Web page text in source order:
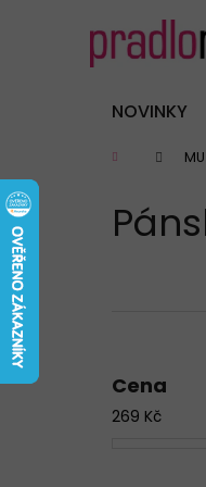
NOVINKY
Domů
Cena
269 Kč
Zpět
Zpět